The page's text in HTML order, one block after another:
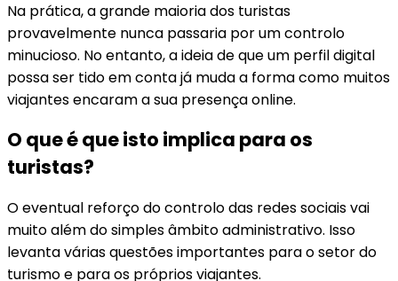
Na prática, a grande maioria dos turistas
provavelmente nunca passaria por um controlo
minucioso. No entanto, a ideia de que um perfil digital
possa ser tido em conta já muda a forma como muitos
viajantes encaram a sua presença online.
O que é que isto implica para os
turistas?
O eventual reforço do controlo das redes sociais vai
muito além do simples âmbito administrativo. Isso
levanta várias questões importantes para o setor do
turismo e para os próprios viajantes.